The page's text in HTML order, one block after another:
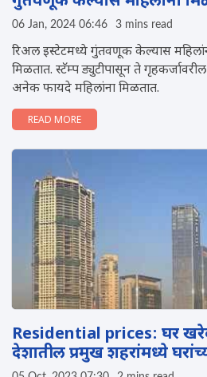
06 Jan, 2024 06:46 3 mins read
रिअल इस्टेटमध्ये गुंतवणूक केल्यास
मिळतात. स्टॅम्प ड्युटीपासून ते
अनेक फायदे महिलांना मिळतात.
READ MORE
Residential prices: घर
देशातील प्रमुख शहरांमध्ये